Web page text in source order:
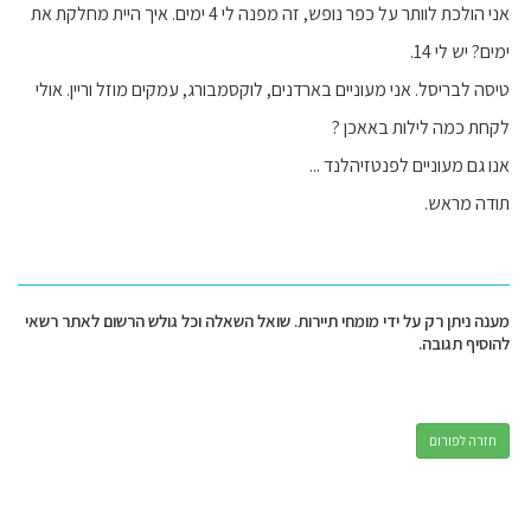
אני הולכת לוותר על כפר נופש, זה מפנה לי 4 ימים. איך היית מחלקת את
ימים? יש לי 14.
טיסה לבריסל. אני מעוניים בארדנים, לוקסמבורג, עמקים מוזל וריין. אולי
לקחת כמה לילות באאכן ?
אנו גם מעוניים לפנטזיהלנד ...
תודה מראש.
מענה ניתן רק על ידי מומחי תיירות. שואל השאלה וכל גולש הרשום לאתר רשאי
להוסיף תגובה.
חזרה לפורום